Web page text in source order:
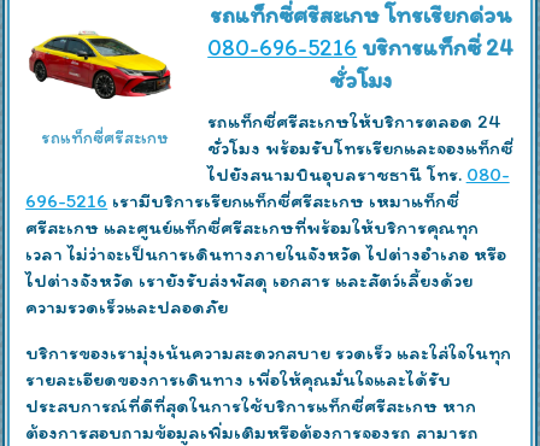
รถแท็กซี่ศรีสะเกษ
รถแท็กซี่ศรีสะเกษ โทรเรียกด่วน
080-696-5216 บริการแท็กซี่ 24
ชั่วโมง
รถแท็กซี่ศรีสะเกษให้บริการตลอด 24
ชั่วโมง พร้อมรับโทรเรียกและจองแท็กซี่
ไปยังสนามบินอุบลราชธานี โทร. 080-
696-5216 เรามีบริการเรียกแท็กซี่ศรีสะเกษ เหมาแท็กซี่
ศรีสะเกษ และศูนย์แท็กซี่ศรีสะเกษที่พร้อมให้บริการคุณทุก
เวลา ไม่ว่าจะเป็นการเดินทางภายในจังหวัด ไปต่างอำเภอ หรือ
ไปต่างจังหวัด เรายังรับส่งพัสดุ เอกสาร และสัตว์เลี้ยงด้วย
ความรวดเร็วและปลอดภัย
บริการของเรามุ่งเน้นความสะดวกสบาย รวดเร็ว และใส่ใจในทุก
รายละเอียดของการเดินทาง เพื่อให้คุณมั่นใจและได้รับ
ประสบการณ์ที่ดีที่สุดในการใช้บริการแท็กซี่ศรีสะเกษ หาก
ต้องการสอบถามข้อมูลเพิ่มเติมหรือต้องการจองรถ สามารถ